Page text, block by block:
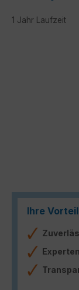
1 Jahr Laufzeit
Ihre